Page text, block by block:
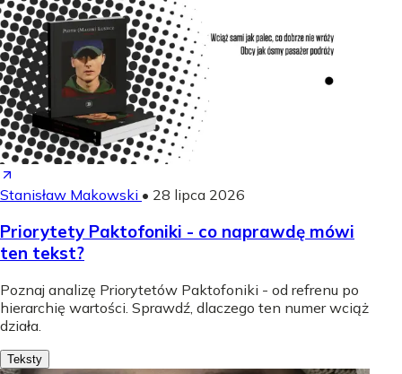
Stanisław Makowski • 28 lipca 2026
Priorytety Paktofoniki - co naprawdę mówi
ten tekst?
Poznaj analizę Priorytetów Paktofoniki - od refrenu po
hierarchię wartości. Sprawdź, dlaczego ten numer wciąż
działa.
Teksty